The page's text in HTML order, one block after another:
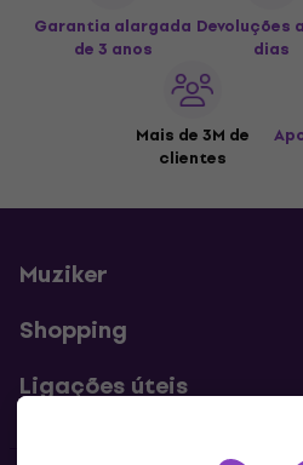
Garantia alargada
de 3 anos
Devoluções
dias
Mais de 3M de
clientes
Muziker
Shopping
Ligações úteis